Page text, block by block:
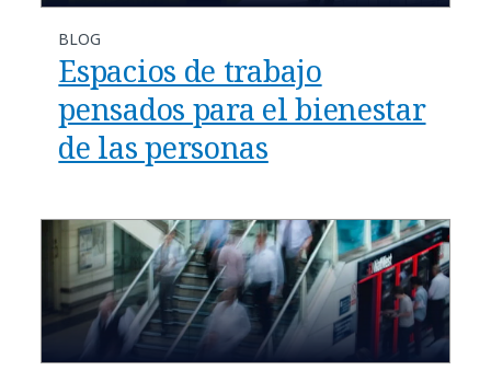
BLOG
Espacios de trabajo
pensados para el bienestar
de las personas